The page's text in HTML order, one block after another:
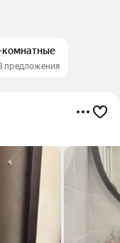
комнатные
предложения